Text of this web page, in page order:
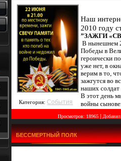
Категория: События
Наш
2010 году
”ЗАЖГИ
В нынешнем
Победы в
героически
уже нет, в
верим в то,
зажгутся во
наших солдат
В этот день
войны
Просмотров: 18965 |
БЕССМЕРТНЫЙ ПОЛК